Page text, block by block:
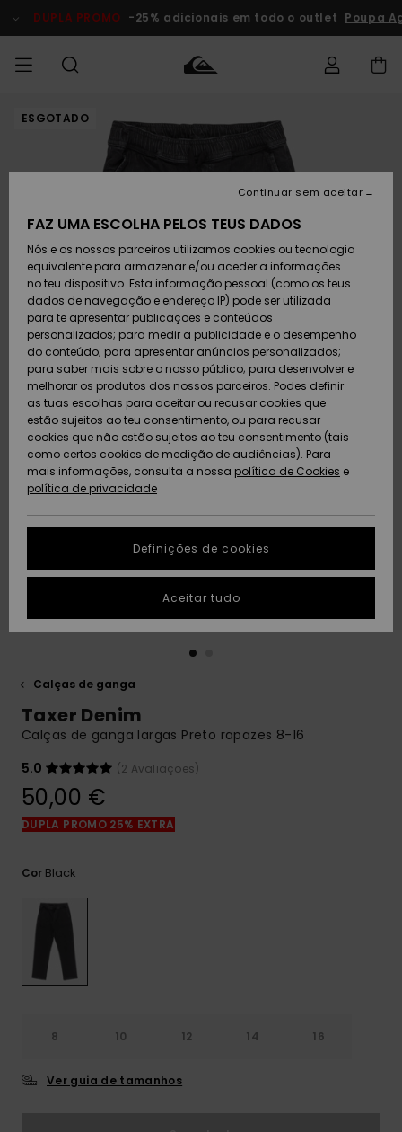
do
DUPLA PROMO -25% adicionais em todo o outlet Poupa
HOMEM Roupas
Calçado e
chinelos
Surfe/água
Snow
Artigos
recém-
chegados
Coleções
MENINO
Roupas
Calçado e
chinelos
Surfe/água
Neve
Artigos
recém-
chegados
Highlights
MULHER
Shop
chegados
Highlights
Snow
SURF
Surf Shop
Homem
Crianças
Highlights
Community
SNOW
Artigos
Neve
Artigos
Criança
Snow Shop
Feminino
Highlights
Community
DUPLA
PROMO
Outlet
Homem
Criança
Outlet
Mulher
AJUDA
encomenda
Devoluções
Pagamento
Cartão
presente
Quiksilver
Freedom
Protecção de
dados
Guia de
tamanhos
conversa para
obteres a
resposta mais
rápida à tua
Encontra
respostas
para as
frequentes e o
SUSTAINABILITY
PRESENTE
DESEJO
ESGOTADO
Calças de ganga
Taxer Denim
Calças de ganga largas Preto rapazes 8-16
5.0
(2 Avaliações)
50,00 €
DUPLA PROMO 25% EXTRA
Cor Black
8 10 12 14 16
Ver guia de tamanhos
FAZ UMA ESCOLHA PELOS TEUS DADOS
Nós e os nossos parceiros utilizamos cookies ou tecnologia
equivalente para armazenar e/ou aceder a informações
no teu dispositivo. Esta informação pessoal (como os teus
dados de navegação e endereço IP) pode ser utilizada
para te apresentar publicações e conteúdos
personalizados; para medir a publicidade e o desempenho
do conteúdo; para apresentar anúncios personalizados;
para saber mais sobre o nosso público; para desenvolver e
melhorar os produtos dos nossos parceiros. Podes definir
as tuas escolhas para aceitar ou recusar cookies que
estão sujeitos ao teu consentimento, ou para recusar
cookies que não estão sujeitos ao teu consentimento (tais
como certos cookies de medição de audiências). Para
mais informações, consulta a nossa política de Cookies e
política de privacidade
Definições de cookies
Continuar sem aceitar
Aceitar tudo